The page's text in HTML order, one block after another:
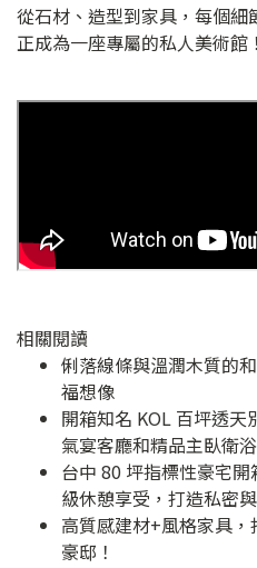
從石材、造型到家具，每個
正成為一座專屬的私人美術館！
相關閱讀
俐落線條與溫潤木質的
福想像
開箱知名 KOL 百坪透
氣宴客廳和精品主臥衛
台中 80 坪指標性豪宅
級休憩享受，打造私密
高質感建材+風格家具
豪邸！